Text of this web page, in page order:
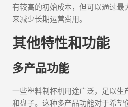
有较高的初始成本，但可以通过最
来减少长期运营费用。
其他特性和功能
多产品功能
一些塑料制杯机用途广泛，足以生
和盘子。这种多产品功能对于希望